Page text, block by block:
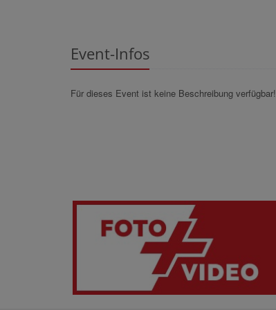
Event-Infos
Für dieses Event ist keine Beschreibung verfügbar!